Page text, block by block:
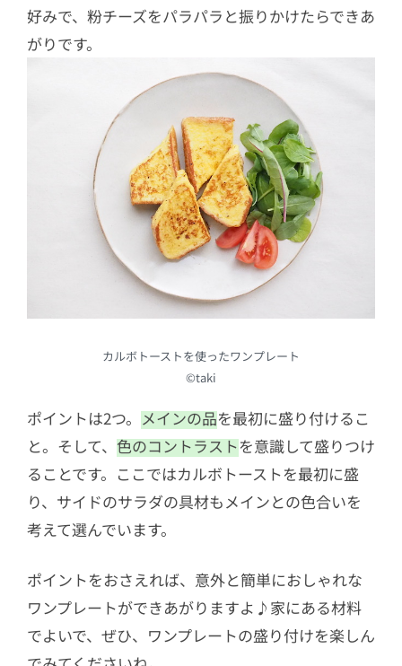
好みで、粉チーズをパラパラと振りかけたらできあ
がりです。
カルボトーストを使ったワンプレート
©︎taki
ポイントは2つ。 メインの品を最初に盛り付けるこ
と。そして、 色のコントラストを意識して盛りつけ
ることです。ここではカルボトーストを最初に盛
り、サイドのサラダの具材もメインとの色合いを
考えて選んでいます。
ポイントをおさえれば、意外と簡単におしゃれな
ワンプレートができあがりますよ♪家にある材料
でよいで、ぜひ、ワンプレートの盛り付けを楽しん